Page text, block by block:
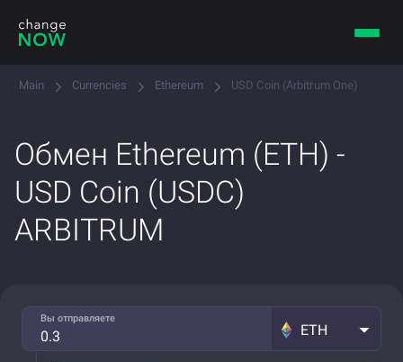
Main Currencies Ethereum USD Coin (Arbitrum One)
Обмен Ethereum (ETH) -
USD Coin (USDC)
ARBITRUM
Вы отправляете
ETH